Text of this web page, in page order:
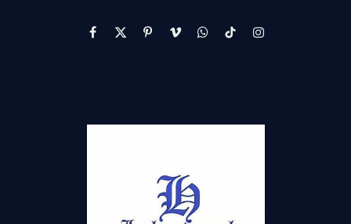
Facebook
X
PinterestVimeoWhatsApp
TikTokInstagram